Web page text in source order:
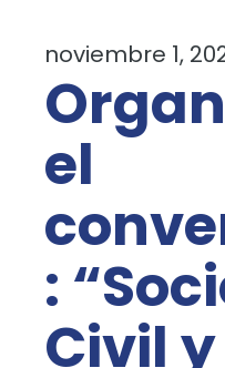
noviembre 1,
el
:
Civil y